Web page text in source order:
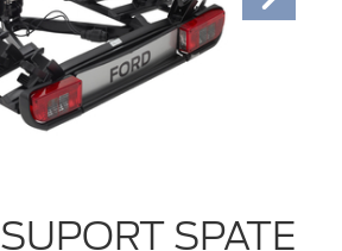
SPATE